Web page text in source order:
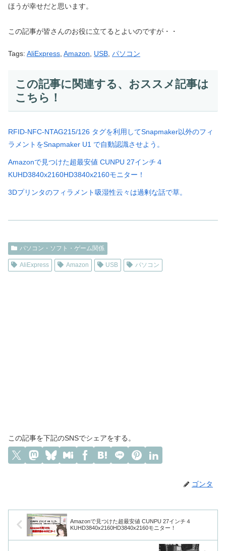
ほうが幸せだと思います。
この記事が皆さんのお役に立てるとよいのですが・・
Tags: AliExpress, Amazon, USB, パソコン
この記事に関連する、おススメ記事は
こちら！
RFID-NFC-NTAG215/126 タグを利用してSnapmaker以外のフィ
ラメントをSnapmaker U1 で自動認識させよう。
Amazonで見つけた超最安値 CUNPU 27インチ４
KUHD3840x2160HD3840x2160モニター！
3Dプリンタのフィラメント吸湿性云々は過剰な話で草。
パソコン・ソフト・ゲーム関係
AliExpress Amazon USB パソコン
この記事を下記のSNSでシェアをする。
ゴンタ
Amazonで見つけた超最安値 CUNPU 27インチ４
KUHD3840x2160HD3840x2160モニター！